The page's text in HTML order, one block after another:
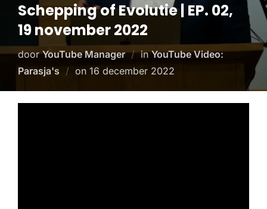
Schepping of Evolutie | EP. 02,
19 november 2022
doorYouTube Manager inYouTube Video:
Parasja's
on 16 december 2022